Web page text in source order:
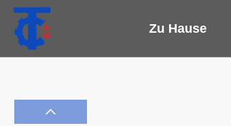
Zu Hause